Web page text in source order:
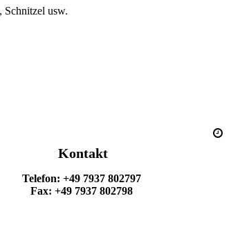
Schnitzel usw.
Kontakt
Telefon: +49 7937 802797
Fax: +49 7937 802798